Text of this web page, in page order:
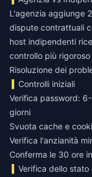
L'agenzia aggiunge
dispute contrattuali
host indipendenti
controllo più
Risoluzione dei
Controlli iniziali
Verifica password:
giorni
Svuota cache e
Verifica l'anzianità
Conferma le 30 ore
Verifica dello